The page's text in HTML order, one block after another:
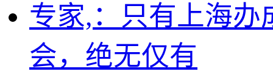
专家,：只有上海
会，绝无仅有